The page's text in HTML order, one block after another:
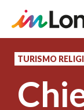
principale
TURISMO